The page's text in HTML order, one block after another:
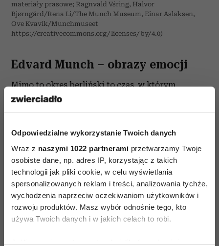
Odpowiedzialne wykorzystanie Twoich danych
Wraz z naszymi 1022 partnerami przetwarzamy Twoje
osobiste dane, np. adres IP, korzystając z takich
technologii jak pliki cookie, w celu wyświetlania
spersonalizowanych reklam i treści, analizowania tychże,
wychodzenia naprzeciw oczekiwaniom użytkowników i
rozwoju produktów. Masz wybór odnośnie tego, kto
używa Twoich danych i w jakich celach to robi.
Jeśli wyrazisz na to zgodę, chcielibyśmy również:
materiały prasowe; Ragnvald Vśring, Halvor
Bjørngård/Rena Li/The Munch Museum, Einar Aslaksen,
Ove Kvavik/Munchmuseet
https://creativecommons.org/licenses/by/4.0)
Edvard Munch – obrazy emocji
Mimo to okres berliński to czas, w którym
ostatecznie krystalizuje się taka sztuka Muncha,
jaką zna dziś świat – jedyna w swoim rodzaju
jak nazwał postawę Norwega jego druh
Przybyszewski. Postaci z obrazów Muncha
przypominają widma, twarze mają niczym maski,
kolor jest gwałtowny i nie ma wiele wspólnego
z widzialną rzeczywistością. Najważniejsze są tu